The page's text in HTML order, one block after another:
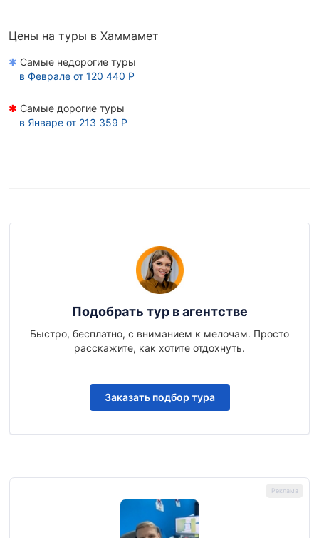
Цены на туры в Хаммамет
✱ Самые недорогие туры
в Феврале от 120 440 Р
✱ Самые дорогие туры
в Январе от 213 359 Р
Подобрать тур в агентстве
Быстро, бесплатно, с вниманием к мелочам. Просто
расскажите, как хотите отдохнуть.
Заказать подбор тура